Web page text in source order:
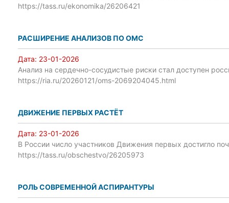
https://tass.ru/ekonomika/26206421
РАСШИРЕНИЕ АНАЛИЗОВ ПО ОМС
Дата: 23-01-2026
Анализ на сердечно-сосудистые риски стал доступен
https://ria.ru/20260121/oms-2069204045.html
ДВИЖЕНИЕ ПЕРВЫХ РАСТЁТ
Дата: 23-01-2026
В России число участников Движения первых достигло
https://tass.ru/obschestvo/26205973
РОЛЬ СОВРЕМЕННОЙ АСПИРАНТУРЫ